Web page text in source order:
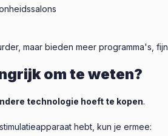
maar bieden meer programma's,
om te weten?
technologie hoeft te kopen.
hebt, kun je ermee: